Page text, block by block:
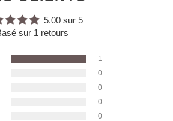
5.00 sur 5
sur 1 retours
1
0
0
0
0